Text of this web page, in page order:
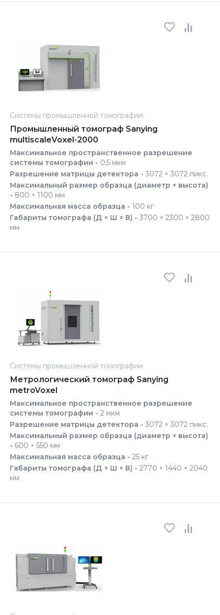
Системы промышленной томографии
Промышленный томограф Sanying
multiscaleVoxel-2000
Максимальное пространственное разрешение
системы томографии - 0,5 мкм
Разрешение матрицы детектора - 3072 × 3072 пикс.
Максимальный размер образца (диаметр × высота)
- 800 × 1100 мм
Максимальная масса образца - 100 кг
Габариты томографа (Д × Ш × В) - 3700 × 2300 × 2800
мм
Системы промышленной томографии
Метрологический томограф Sanying
metroVoxel
Максимальное пространственное разрешение
системы томографии - 2 мкм
Разрешение матрицы детектора - 3072 × 3072 пикс.
Максимальный размер образца (диаметр × высота)
- 600 × 550 мм
Максимальная масса образца - 25 кг
Габариты томографа (Д × Ш × В) - 2770 × 1440 × 2040
мм